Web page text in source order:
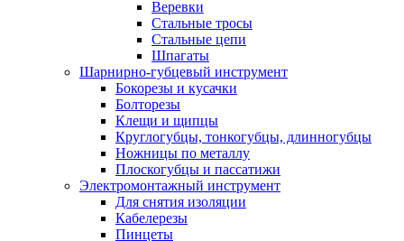
Веревки
Стальные тросы
Стальные цепи
Шпагаты
Шарнирно-губцевый инструмент
Бокорезы и кусачки
Болторезы
Клещи и щипцы
Круглогубцы, тонкогубцы, длинногубцы
Ножницы по металлу
Плоскогубцы и пассатижи
Электромонтажный инструмент
Для снятия изоляции
Кабелерезы
Пинцеты